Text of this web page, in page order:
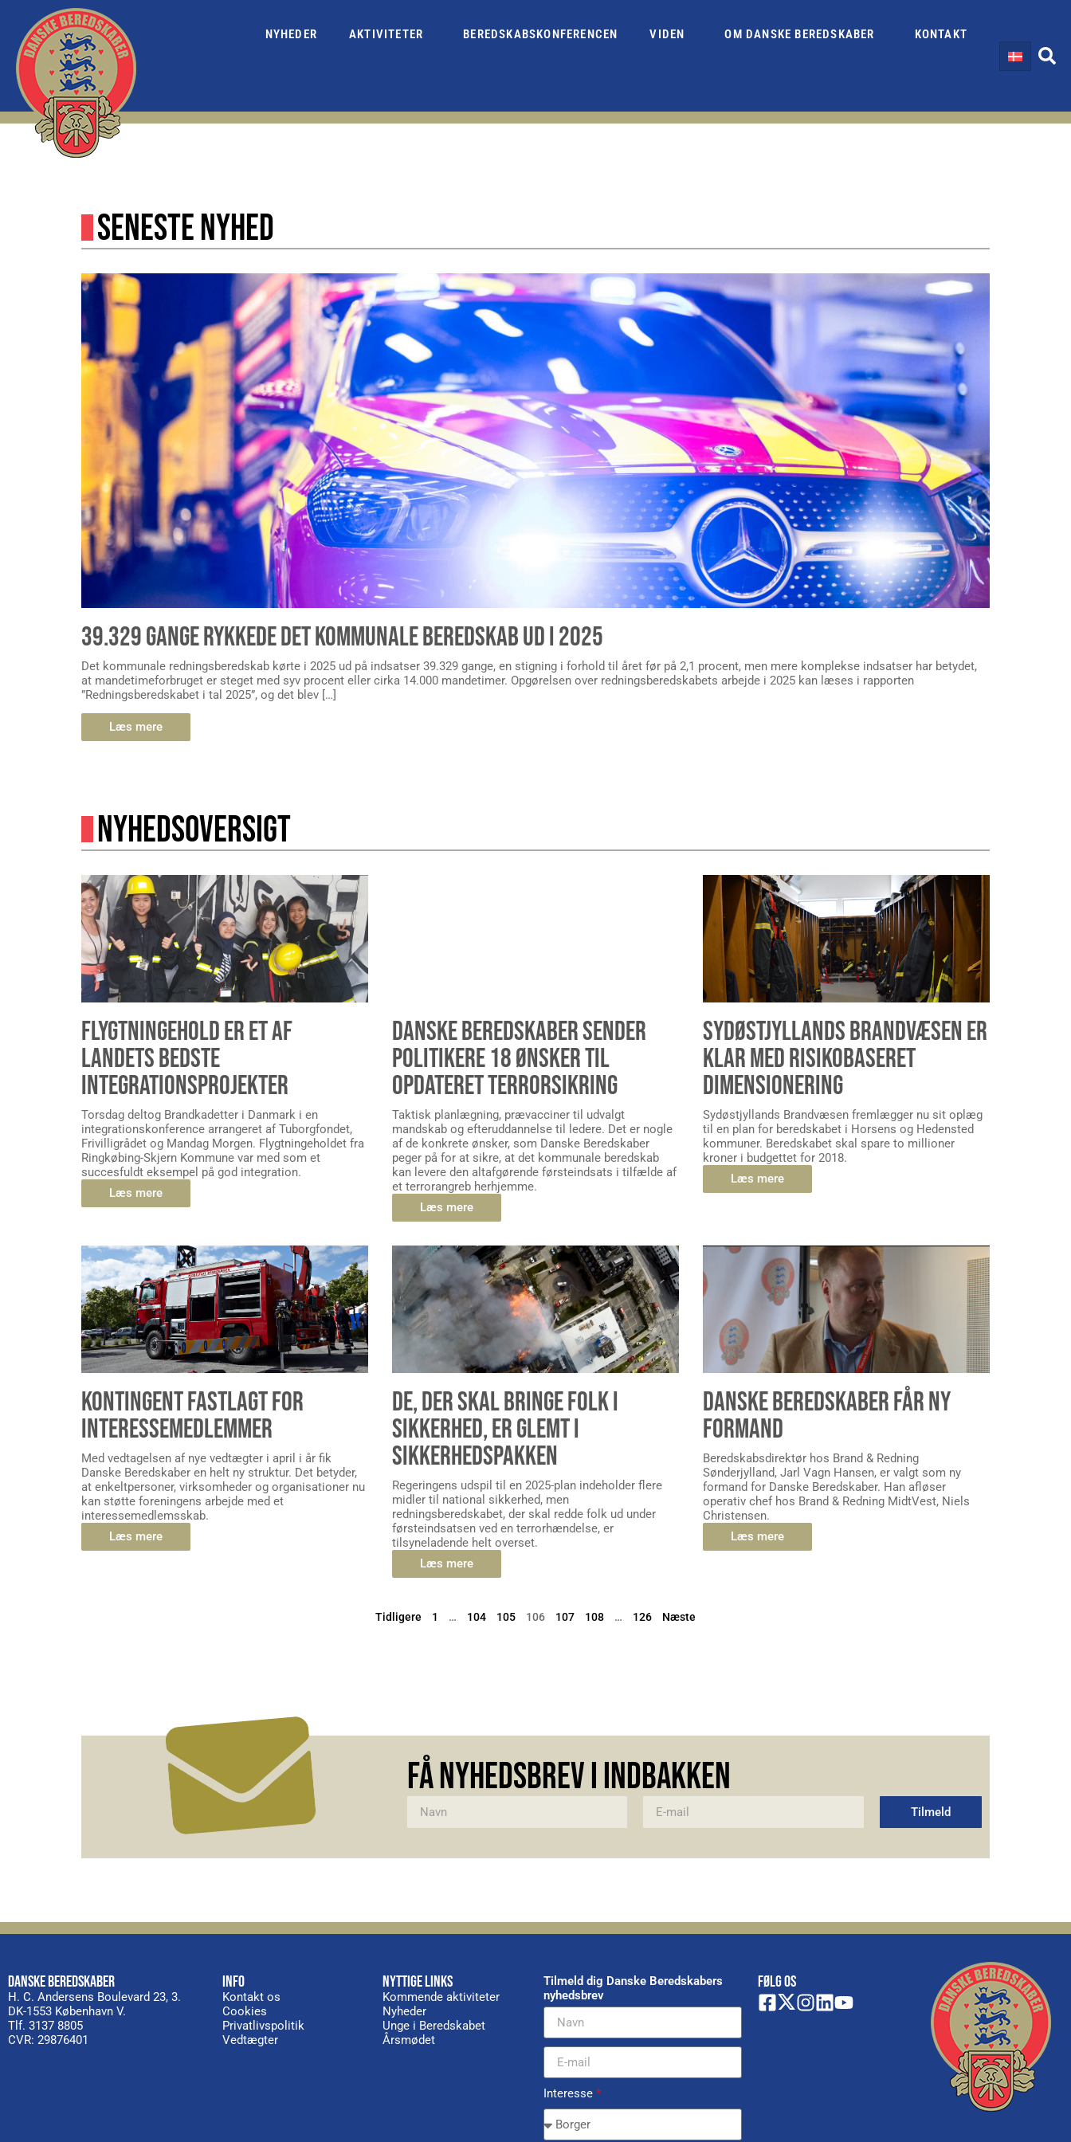
NYHEDER AKTIVITETER BEREDSKABSKONFERENCEN VIDEN OM DANSKE BEREDSKABER KONTAKT
SENESTE NYHED
39.329 GANGE RYKKEDE DET KOMMUNALE BEREDSKAB UD I 2025
Det kommunale redningsberedskab kørte i 2025 ud på indsatser 39.329 gange, en stigning i forhold til året før på 2,1 procent, men mere komplekse indsatser har betydet,
at mandetimeforbruget er steget med syv procent eller cirka 14.000 mandetimer. Opgørelsen over redningsberedskabets arbejde i 2025 kan læses i rapporten
”Redningsberedskabet i tal 2025”, og det blev […]
Læs mere
NYHEDSOVERSIGT
FLYGTNINGEHOLD ER ET AF
LANDETS BEDSTE
INTEGRATIONSPROJEKTER
Torsdag deltog Brandkadetter i Danmark i en
integrationskonference arrangeret af Tuborgfondet,
Frivilligrådet og Mandag Morgen. Flygtningeholdet fra
Ringkøbing-Skjern Kommune var med som et
succesfuldt eksempel på god integration.
Læs mere
DANSKE BEREDSKABER SENDER
POLITIKERE 18 ØNSKER TIL
OPDATERET TERRORSIKRING
Taktisk planlægning, prævacciner til udvalgt
mandskab og efteruddannelse til ledere. Det er nogle
af de konkrete ønsker, som Danske Beredskaber
peger på for at sikre, at det kommunale beredskab
kan levere den altafgørende førsteindsats i tilfælde af
et terrorangreb herhjemme.
Læs mere
SYDØSTJYLLANDS BRANDVÆSEN ER
KLAR MED RISIKOBASERET
DIMENSIONERING
Sydøstjyllands Brandvæsen fremlægger nu sit oplæg
til en plan for beredskabet i Horsens og Hedensted
kommuner. Beredskabet skal spare to millioner
kroner i budgettet for 2018.
Læs mere
KONTINGENT FASTLAGT FOR
INTERESSEMEDLEMMER
Med vedtagelsen af nye vedtægter i april i år fik
Danske Beredskaber en helt ny struktur. Det betyder,
at enkeltpersoner, virksomheder og organisationer nu
kan støtte foreningens arbejde med et
interessemedlemsskab.
Læs mere
DE, DER SKAL BRINGE FOLK I
SIKKERHED, ER GLEMT I
SIKKERHEDSPAKKEN
Regeringens udspil til en 2025-plan indeholder flere
midler til national sikkerhed, men
redningsberedskabet, der skal redde folk ud under
førsteindsatsen ved en terrorhændelse, er
tilsyneladende helt overset.
Læs mere
DANSKE BEREDSKABER FÅR NY
FORMAND
Beredskabsdirektør hos Brand & Redning
Sønderjylland, Jarl Vagn Hansen, er valgt som ny
formand for Danske Beredskaber. Han afløser
operativ chef hos Brand & Redning MidtVest, Niels
Christensen.
Læs mere
Tidligere 1 … 104 105 106 107 108 … 126 Næste
FÅ NYHEDSBREV I INDBAKKEN
Tilmeld
DANSKE BEREDSKABER
H. C. Andersens Boulevard 23, 3.
DK-1553 København V.
Tlf. 3137 8805
CVR: 29876401
INFO
Kontakt os
Cookies
Privatlivspolitik
Vedtægter
NYTTIGE LINKS
Kommende aktiviteter
Nyheder
Unge i Beredskabet
Årsmødet
Tilmeld dig Danske Beredskabers
nyhedsbrev
Interesse *
FØLG OS